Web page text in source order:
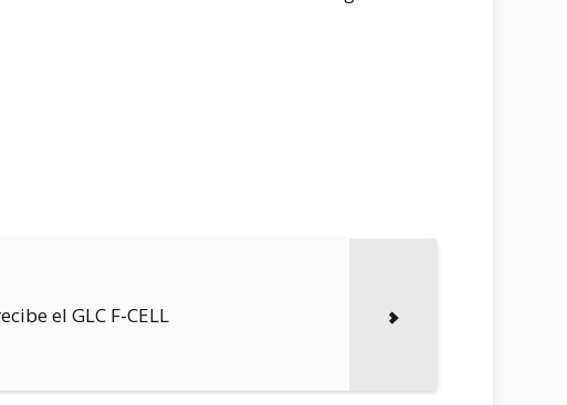
el GLC F-CELL